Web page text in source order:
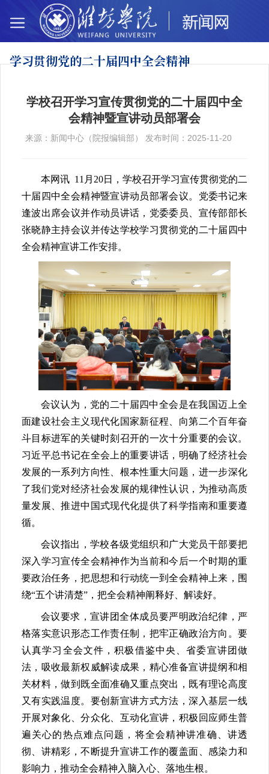
学习贯彻党的二十届四中全会精神
学校召开学习宣传贯彻党的二十届四中全
会精神暨宣讲动员部署会
来源：新闻中心（院报编辑部） 发布时间：2025-11-20
本网讯 11月20日，学校召开学习宣传贯彻党的二
十届四中全会精神暨宣讲动员部署会议。党委书记来
逢波出席会议并作动员讲话，党委委员、宣传部部长
张晓静主持会议并传达学校学习贯彻党的二十届四中
全会精神宣讲工作安排。
会议认为，党的二十届四中全会是在我国迈上全
面建设社会主义现代化国家新征程、向第二个百年奋
斗目标进军的关键时刻召开的一次十分重要的会议。
习近平总书记在全会上的重要讲话，明确了经济社会
发展的一系列方向性、根本性重大问题，进一步深化
了我们党对经济社会发展的规律性认识，为推动高质
量发展、推进中国式现代化提供了科学指南和重要遵
循。
会议指出，学校各级党组织和广大党员干部要把
深入学习宣传全会精神作为当前和今后一个时期的重
要政治任务，把思想和行动统一到全会精神上来，围
绕“五个讲清楚”，把全会精神阐释好、解读好。
会议要求，宣讲团全体成员要严明政治纪律，严
格落实意识形态工作责任制，把牢正确政治方向。要
认真学习全会文件，积极借鉴中央、省委宣讲团做
法，吸收最新权威解读成果，精心准备宣讲提纲和相
关材料，做到既全面准确又重点突出，既有理论高度
又有实践温度。要创新宣讲方式方法，深入基层一线
开展对象化、分众化、互动化宣讲，积极回应师生普
遍关心的热点难点问题，将全会精神讲准确、讲透
彻、讲精彩，不断提升宣讲工作的覆盖面、感染力和
影响力，推动全会精神入脑入心、落地生根。